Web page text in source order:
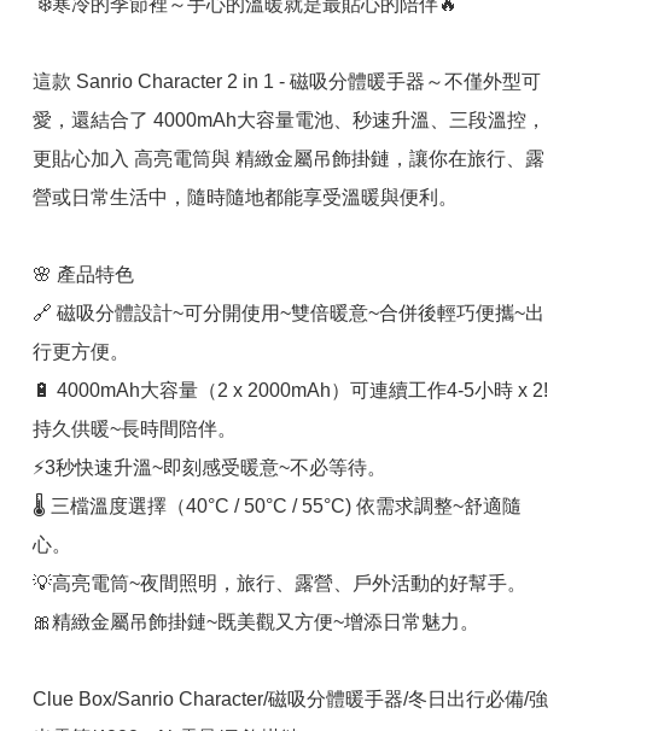
這款 Sanrio Character 2 in 1 - 磁吸分體暖手器～不僅外型可
愛，還結合了 4000mAh大容量電池、秒速升溫、三段溫控，
更貼心加入 高亮電筒與 精緻金屬吊飾掛鏈，讓你在旅行、露
營或日常生活中，隨時隨地都能享受溫暖與便利。
🌸 產品特色
🔗 磁吸分體設計~可分開使用~雙倍暖意~合併後輕巧便攜~出
行更方便。
🔋 4000mAh大容量（2 x 2000mAh）可連續工作4-5小時 x 2!
持久供暖~長時間陪伴。
⚡3秒快速升溫~即刻感受暖意~不必等待。
🌡️ 三檔溫度選擇（40°C / 50°C / 55°C) 依需求調整~舒適隨
心。
💡高亮電筒~夜間照明，旅行、露營、戶外活動的好幫手。
🎀精緻金屬吊飾掛鏈~既美觀又方便~增添日常魅力。
Clue Box/Sanrio Character/磁吸分體暖手器/冬日出行必備/強